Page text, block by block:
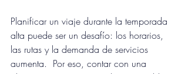
Planificar un viaje durante la temporada
alta puede ser un desafío: los horarios,
las rutas y la demanda de servicios
aumenta.  Por eso, contar con una